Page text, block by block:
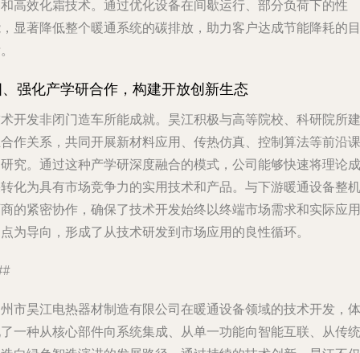
高效化霜技术。通过优化设备在间歇运行、部分负荷下的性
显著降低整个暖通系统的碳排放，助力客户达成节能降耗的目
强化产学研合作，构建开放创新生态
开发非闭门造车所能成就。昊江积极与高等院校、科研院所建
作关系，共同开展新材料应用、传热仿真、控制算法等前沿课
究。通过这种产学研深度融合的模式，公司能够快速将理论成
化为具有市场竞争力的实用技术和产品。与下游暖通设备整机
的紧密协作，确保了技术开发始终以终端市场需求和实际应用
为导向，形成了从技术研发到市场应用的良性循环。
市昊江电热器材制造有限公司在暖通设备领域的技术开发，体
一种从核心部件向系统集成、从单一功能向智能互联、从传统